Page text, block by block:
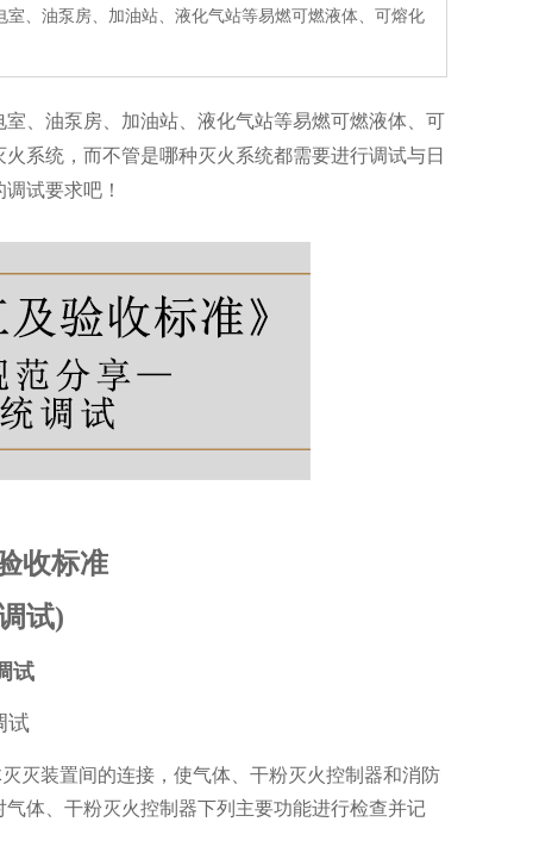
、油泵房、加油站、液化气站等易燃可燃液体、可熔化
、油泵房、加油站、液化气站等易燃可燃液体、可
系统，而不管是哪种灭火系统都需要进行调试与日
试要求吧！
收标准
试)
试
试
灭装置间的连接，使气体、干粉灭火控制器和消防
体、干粉灭火控制器下列主要功能进行检查并记